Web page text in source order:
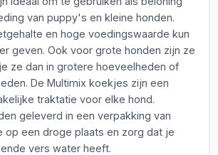
van puppy's en kleine honden.
en hoge voedingswaarde kun
geven. Ook voor grote honden zijn ze
ze dan in grotere hoeveelheden of
De Multimix koekjes zijn een
traktatie voor elke hond.
geleverd in een verpakking van
op een droge plaats en zorg dat je
vers water heeft.